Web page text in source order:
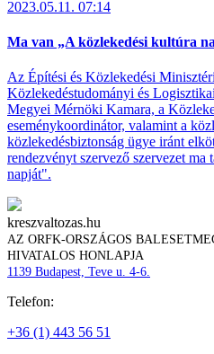
2023.05.11. 07:14
Ma van „A közlekedési kultúra
Az Építési és Közlekedési
Közlekedéstudományi és
Megyei Mérnöki Kamara, a
eseménykoordinátor, valamint a
közlekedésbiztonság ügye iránt
rendezvényt szervező szervezet
napját".
kreszvaltozas.hu
AZ ORFK-ORSZÁGOS
HIVATALOS HONLAPJA
1139 Budapest, Teve u. 4-6.
Telefon:
+36 (1) 443 56 51